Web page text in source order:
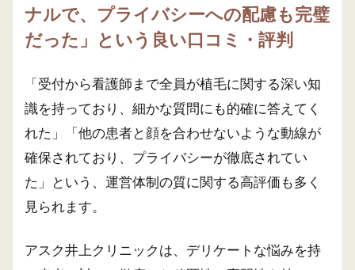
ナルで、プライバシーへの配慮も完璧
だった」という良い口コミ・評判
「受付から看護師まで全員が植毛に関する深い知
識を持っており、細かな質問にも的確に答えてく
れた」「他の患者と顔を合わせないような動線が
確保されており、プライバシーが徹底されてい
た」という、運営体制の質に関する高評価も多く
見られます。
アスク井上クリニックは、デリケートな悩みを持